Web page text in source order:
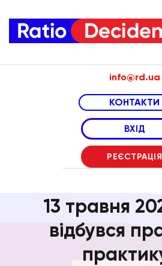
info@rd.ua
КОНТАКТИ
телефони менеджерів
онлайн курси
(063) 967
практикуми
(050) 988
(050) 100
ВХІД
РЕЄСТРАЦІЯ
13 травня
відбувся